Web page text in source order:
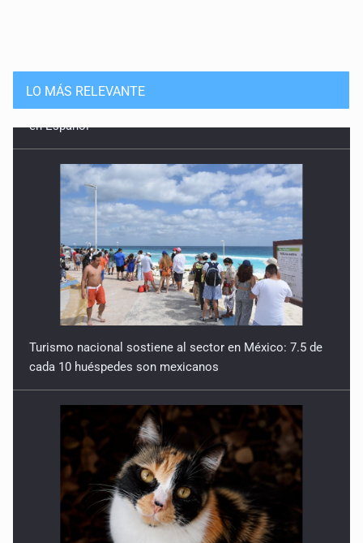
LO MÁS RELEVANTE
Turismo nacional sostiene al sector en México: 7.5 de
cada 10 huéspedes son mexicanos